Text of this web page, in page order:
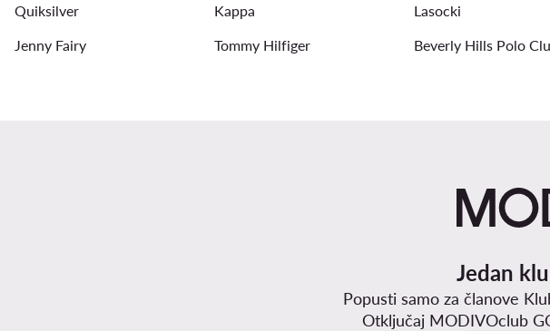
Quiksilver
Kappa Lasocki
Jenny Fairy
Tommy Hilfiger Beverly Hills Polo
Jedan
Popusti samo za članove
Otključaj MODIVOclub